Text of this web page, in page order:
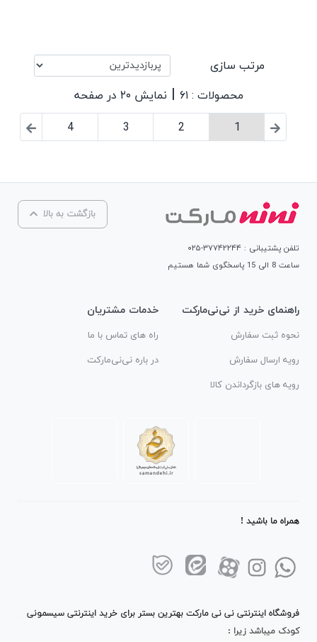
مرتب سازی
محصولات : ۶۱
| نمایش ۲۰ در صفحه
1
2
3
4
بازگشت به بالا
تلفن پشتیبانی : ۳۷۷۴۲۲۴۴-۰۲۵
ساعت 8 الی 15 پاسخگوی شما هستیم
راهنمای خرید از نی‌نی‌مارکت
نحوه ثبت سفارش
رویه ارسال سفارش
رویه های بازگرداندن کالا
خدمات مشتریان
راه های تماس با ما
در باره نی‌نی‌مارکت
همراه ما باشید !
فروشگاه اینترنتی نی نی مارکت بهترین بستر برای خرید اینترنتی سیسمونی
کودک میباشد زیرا :